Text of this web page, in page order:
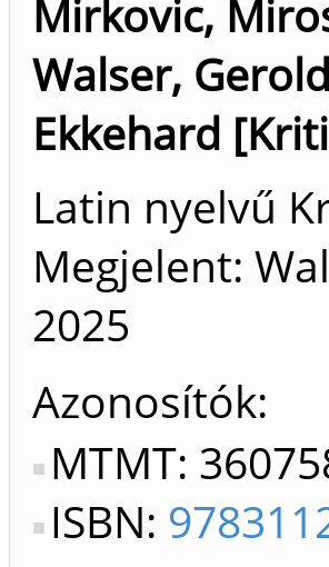
Mirkovic,
Walser,
Ekkehard
Latin nyelvű
Megjelent:
2025
Azonosítók
MTMT:
ISBN: